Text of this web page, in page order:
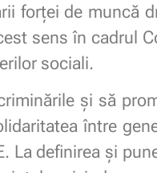
forței de muncă
sens în cadrul
sociali.
și să
între
La definirea și